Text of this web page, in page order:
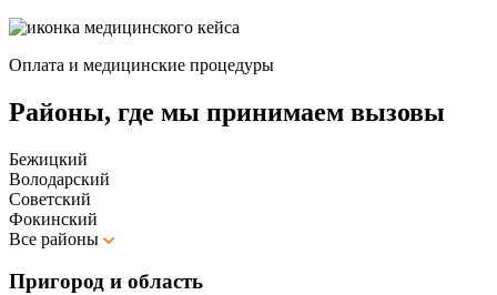
Оплата и медицинские процедуры
Районы, где мы принимаем вызовы
Бежицкий
Володарский
Советский
Фокинский
Все районы
Пригород и область